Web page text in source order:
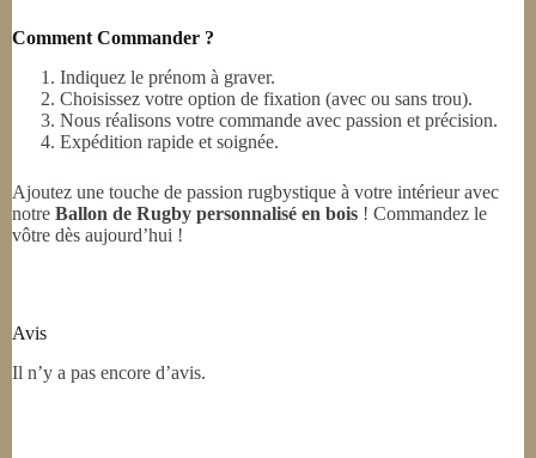
Comment Commander ?
Indiquez le prénom à graver.
Choisissez votre option de fixation (avec ou sans trou).
Nous réalisons votre commande avec passion et précision.
Expédition rapide et soignée.
Ajoutez une touche de passion rugbystique à votre intérieur avec
notre Ballon de Rugby personnalisé en bois ! Commandez le
vôtre dès aujourd’hui !
Avis
Il n’y a pas encore d’avis.